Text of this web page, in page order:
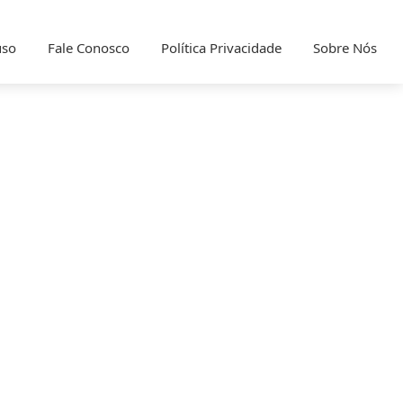
Fale Conosco Política Privacidade Sobre Nós